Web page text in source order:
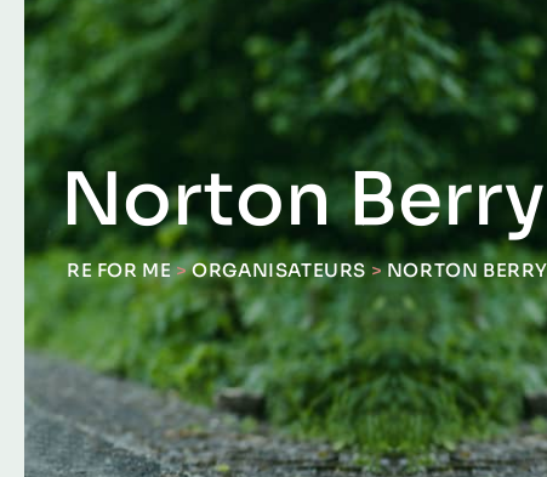
Norton Berry
RE FOR ME>ORGANISATEURS >NORTON